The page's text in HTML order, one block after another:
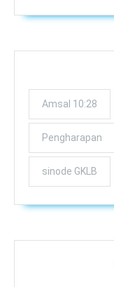
Amsal 10:28
Pengharapan
sinode GKLB